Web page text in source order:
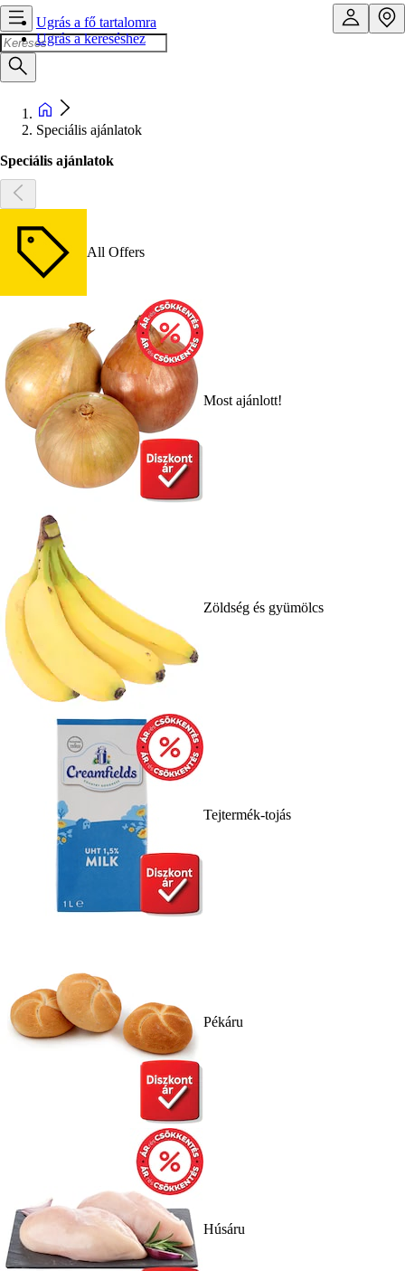
Ugrás a fő tartalomra
Ugrás a kereséshez
Speciális ajánlatok
Speciális ajánlatok
All Offers
Most ajánlott!
Zöldség és gyümölcs
Tejtermék-tojás
Pékáru
Húsáru